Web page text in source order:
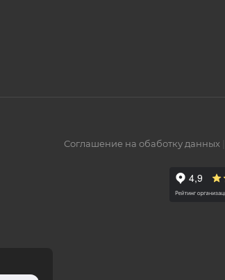
Соглашение на обаботку данных